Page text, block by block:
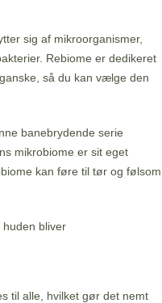
sig af mikroorganismer,
Rebiome er dedikeret
så du kan vælge den
banebrydende serie
mikrobiome er sit eget
kan føre til tør og følsom
bliver
til alle, hvilket gør det nemt